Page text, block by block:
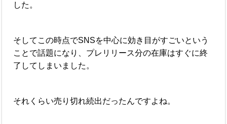
した。
そしてこの時点でSNSを中心に効き目がすごいという
ことで話題になり、プレリリース分の在庫はすぐに終
了してしまいました。
それくらい売り切れ続出だったんですよね。